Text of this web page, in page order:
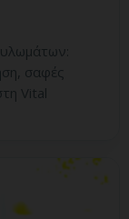
σαφές
Vital